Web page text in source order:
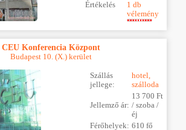
Értékelés
1 db
vélemény
CEU Konferencia Központ
Budapest 10. (X.) kerület
Szállás
jellege:
hotel,
szálloda
Jellemző ár:
13 700 Ft
/ szoba /
éj
Férőhelyek: 610 fő